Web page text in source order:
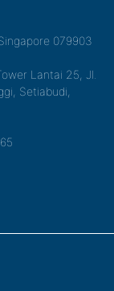
079903
Lantai 25, Jl.
Setiabudi,